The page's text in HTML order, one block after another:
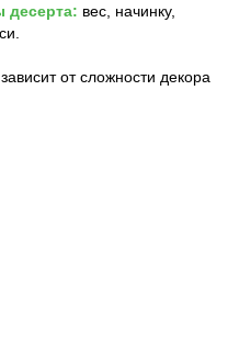
десерта: вес, начинку,
зависит от сложности декора